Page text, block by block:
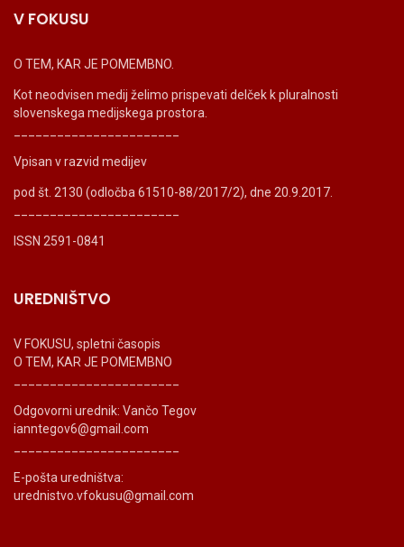
V FOKUSU
O TEM, KAR JE POMEMBNO.
Kot neodvisen medij želimo prispevati delček k pluralnosti
slovenskega medijskega prostora.
Vpisan v razvid medijev
pod št. 2130 (odločba 61510-88/2017/2), dne 20.9.2017.
ISSN 2591-0841
UREDNIŠTVO
V FOKUSU, spletni časopis
O TEM, KAR JE POMEMBNO
Odgovorni urednik: Vančo Tegov
ianntegov6@gmail.com
E-pošta uredništva:
urednistvo.vfokusu@gmail.com